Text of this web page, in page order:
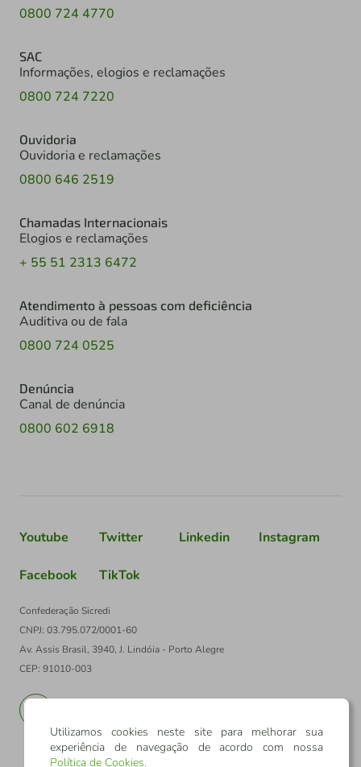
0800 724 4770
SAC
Informações, elogios e reclamações
0800 724 7220
Ouvidoria
Ouvidoria e reclamações
0800 646 2519
Chamadas Internacionais
Elogios e reclamações
+ 55 51 2313 6472
Atendimento à pessoas com deficiência
Auditiva ou de fala
0800 724 0525
Denúncia
Canal de denúncia
0800 602 6918
Youtube Twitter Linkedin Instagram
Facebook TikTok
Confederação Sicredi
CNPJ: 03.795.072/0001-60
Av. Assis Brasil, 3940, J. Lindóia - Porto Alegre
CEP: 91010-003
Utilizamos cookies neste site para melhorar sua
experiência de navegação de acordo com nossa
Política de Cookies.